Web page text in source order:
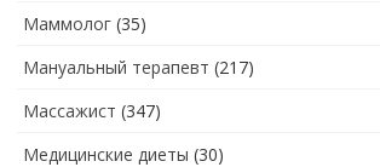
Маммолог (35)
Мануальный терапевт (217)
Массажист (347)
Медицинские диеты (30)